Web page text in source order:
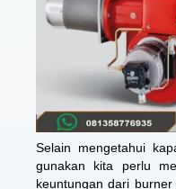
Selain mengetahui
gunakan kita perlu
keuntungan dari